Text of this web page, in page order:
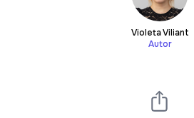
Violeta Viliant
Autor